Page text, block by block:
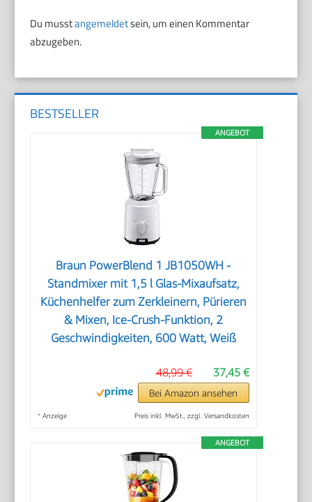
Du musstangemeldetsein, um einen Kommentar
abzugeben.
BESTSELLER
ANGEBOT
Braun PowerBlend 1 JB1050WH -
Standmixer mit 1,5 l Glas-Mixaufsatz,
Küchenhelfer zum Zerkleinern, Pürieren
& Mixen, Ice-Crush-Funktion, 2
Geschwindigkeiten, 600 Watt, Weiß
37,45 €
48,99 €
Bei Amazon ansehen
* Anzeige Preis inkl. MwSt., zzgl. Versandkosten
ANGEBOT